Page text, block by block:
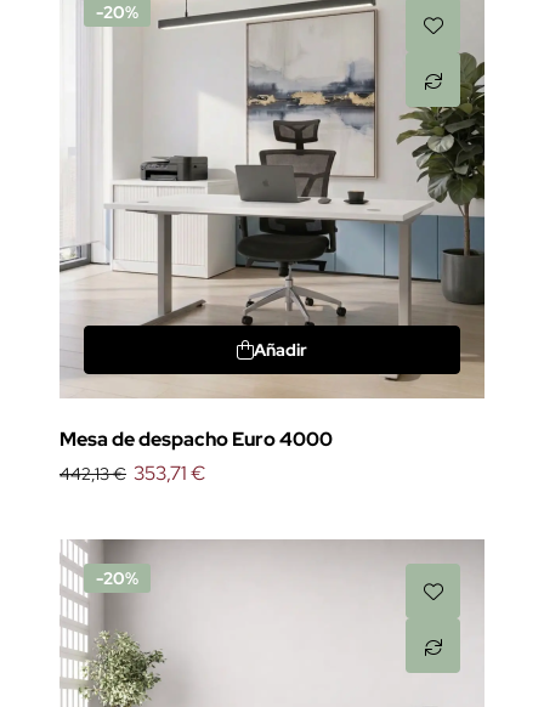
-20%
Añadir
Mesa de despacho Euro 4000
442,13 € 353,71 €
-20%